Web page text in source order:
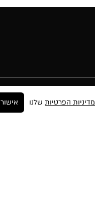
עקבו אחרינומדיניות הפרטיות שלנו אישור